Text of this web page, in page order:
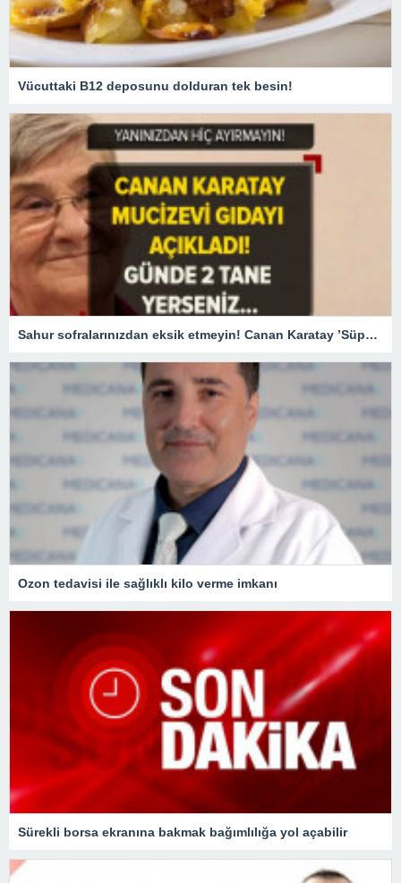
Vücuttaki B12 deposunu dolduran tek besin!
Sahur sofralarınızdan eksik etmeyin! Canan Karatay ’Süper besin’ diyerek açıkladı! Günde 2 adet tüketirseniz…
Ozon tedavisi ile sağlıklı kilo verme imkanı
Sürekli borsa ekranına bakmak bağımlılığa yol açabilir